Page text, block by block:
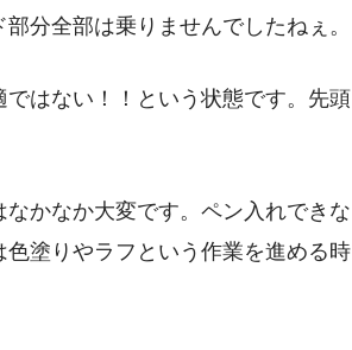
分全部は乗りませんでしたねぇ。
はない！！という状態です。先頭
かなか大変です。ペン入れできな
塗りやラフという作業を進める時